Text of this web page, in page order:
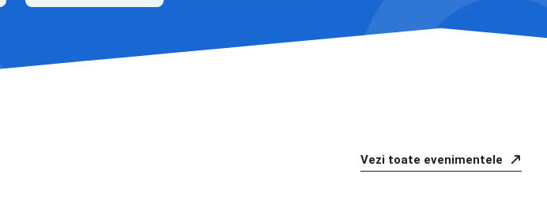
Vezi toate evenimentele